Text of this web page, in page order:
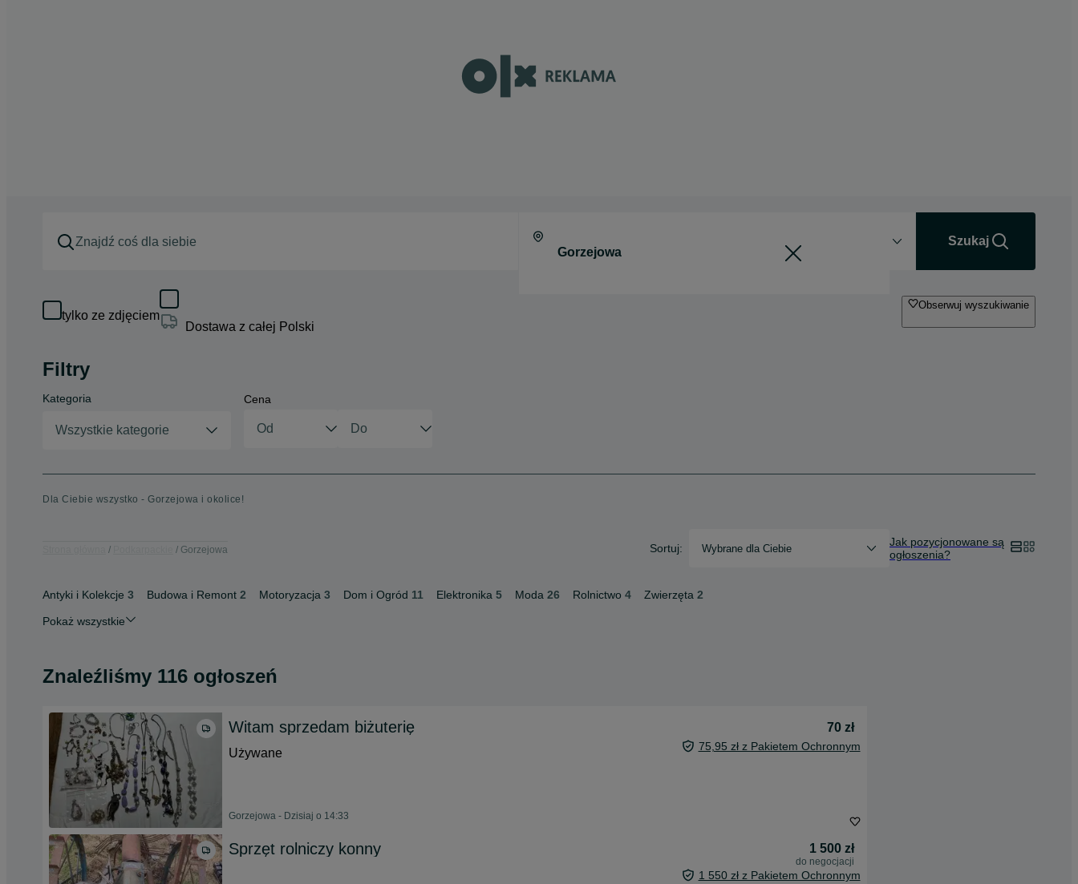
Szukaj
tylko ze zdjęciem
Dostawa z całej Polski
Obserwuj wyszukiwanie
Filtry
Kategoria
Wszystkie kategorie
Cena
Dla Ciebie wszystko - Gorzejowa i okolice!
Gorzejowa Sortuj: Wybrane dla Ciebie
Jak pozycjonowane są
ogłoszenia?
Antyki i Kolekcje 3 Budowa i Remont 2 Motoryzacja 3 Dom i Ogród 11 Elektronika 5 Moda 26 Rolnictwo 4 Zwierzęta 2
Pokaż wszystkie
Znaleźliśmy 116 ogłoszeń
Witam sprzedam biżuterię
70 zł
Używane
75,95 zł z Pakietem Ochronnym
Gorzejowa - Dzisiaj o 14:33
Sprzęt rolniczy konny 1 500 zł
do negocjacji
1 550 zł z Pakietem Ochronnym